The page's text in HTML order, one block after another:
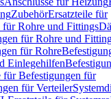
ZubehörErsatzteile für
für Rohre und Fittings
für Rohre und
für Rohre
Einlegehilfen
für Befestigungen für
für Verteiler